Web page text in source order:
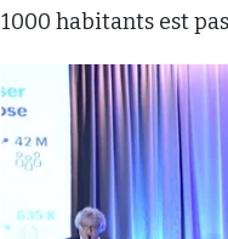
1000 habitants est